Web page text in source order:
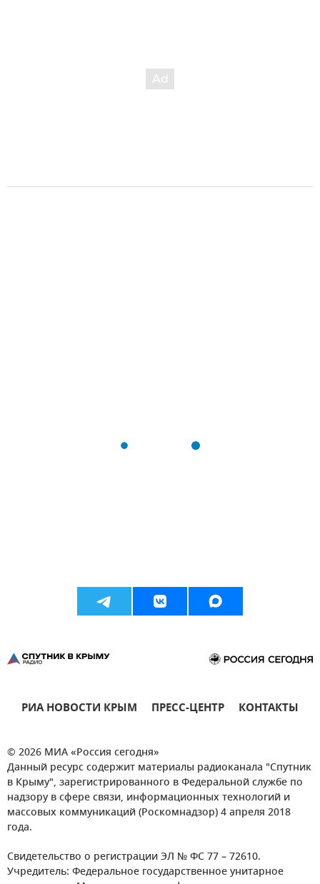
РИА НОВОСТИ КРЫМ ПРЕСС-ЦЕНТР КОНТАКТЫ
© 2026 МИА «Россия сегодня»
Данный ресурс содержит материалы радиоканала "Спутник
в Крыму", зарегистрированного в Федеральной службе по
надзору в сфере связи, информационных технологий и
массовых коммуникаций (Роскомнадзор) 4 апреля 2018
года.
Свидетельство о регистрации ЭЛ № ФС 77 – 72610.
Учредитель: Федеральное государственное унитарное